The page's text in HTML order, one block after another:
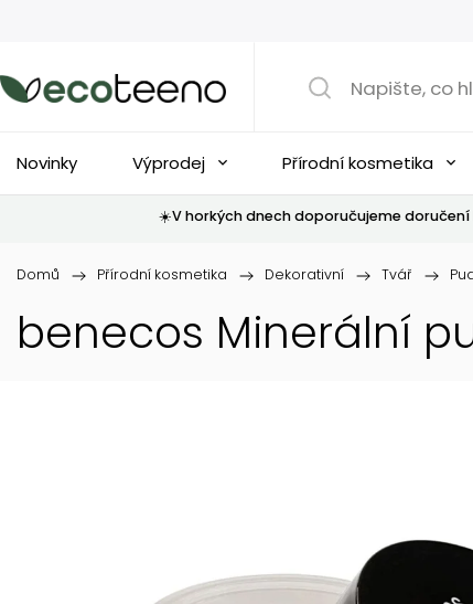
Novinky Výprodej Přírodní kosmetika
☀️V horkých dnech doporučujeme
Domů / Přírodní kosmetika / Dekorativní / Tvář /
benecos Minerální